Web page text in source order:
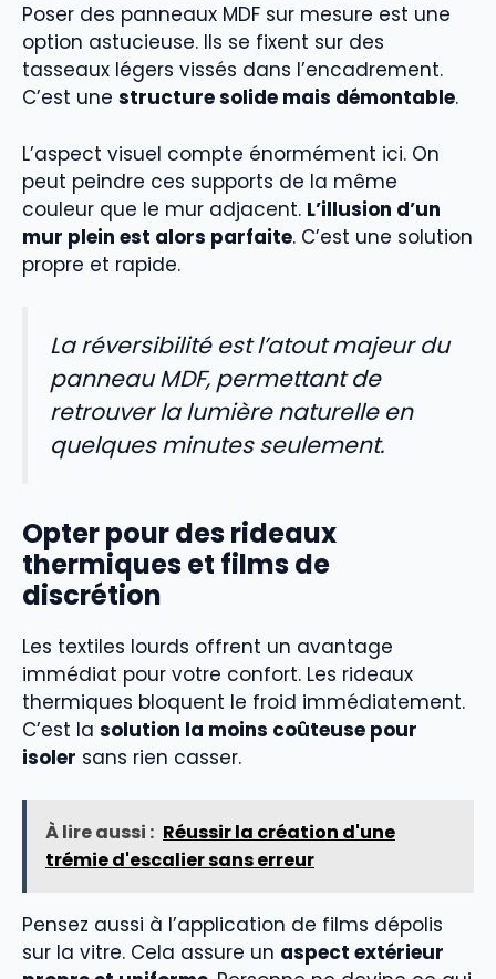
Poser des panneaux MDF sur mesure est une
option astucieuse. Ils se fixent sur des
tasseaux légers vissés dans l’encadrement.
C’est une structure solide mais démontable.
L’aspect visuel compte énormément ici. On
peut peindre ces supports de la même
couleur que le mur adjacent. L’illusion d’un
mur plein est alors parfaite. C’est une solution
propre et rapide.
La réversibilité est l’atout majeur du
panneau MDF, permettant de
retrouver la lumière naturelle en
quelques minutes seulement.
Opter pour des rideaux
thermiques et films de
discrétion
Les textiles lourds offrent un avantage
immédiat pour votre confort. Les rideaux
thermiques bloquent le froid immédiatement.
C’est la solution la moins coûteuse pour
isoler sans rien casser.
À lire aussi : Réussir la création d'une
trémie d'escalier sans erreur
Pensez aussi à l’application de films dépolis
sur la vitre. Cela assure un aspect extérieur